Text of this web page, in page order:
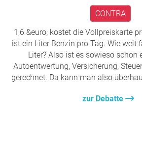
CONTRA
1,6 &euro; kostet die Vollpreiskarte
ist ein Liter Benzin pro Tag. Wie weit
Liter? Also ist es sowieso schon
Autoentwertung, Versicherung,
gerechnet. Da kann man also
zur Debatte